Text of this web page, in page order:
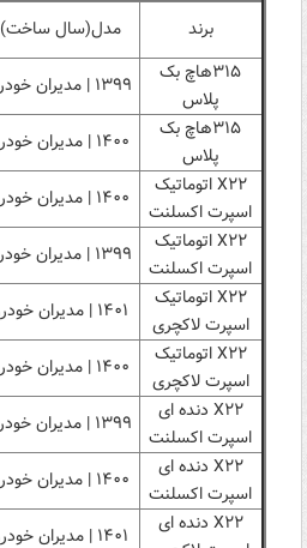
برند مدل(سال ساخت)
۳۱۵هاچ بک
پلاس
۱۳۹۹ | مدیران خودرو
۳۱۵هاچ بک
پلاس
۱۴۰۰ | مدیران خودرو
X۲۲ اتوماتیک
اسپرت اکسلنت
۱۴۰۰ | مدیران خودرو
X۲۲ اتوماتیک
اسپرت اکسلنت
۱۳۹۹ | مدیران خودرو
X۲۲ اتوماتیک
اسپرت لاکچری
۱۴۰۱ | مدیران خودرو
X۲۲ اتوماتیک
اسپرت لاکچری
۱۴۰۰ | مدیران خودرو
X۲۲ دنده ای
اسپرت اکسلنت
۱۳۹۹ | مدیران خودرو
X۲۲ دنده ای
اسپرت اکسلنت
۱۴۰۰ | مدیران خودرو
X۲۲ دنده ای
۱۴۰۱ | مدیران خودرو